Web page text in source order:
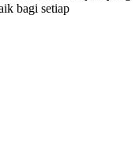
bagi setiap